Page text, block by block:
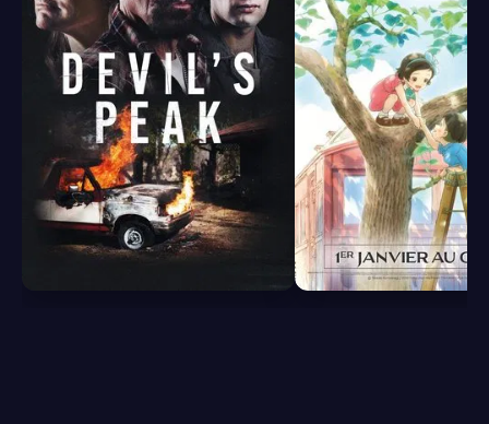
7.6